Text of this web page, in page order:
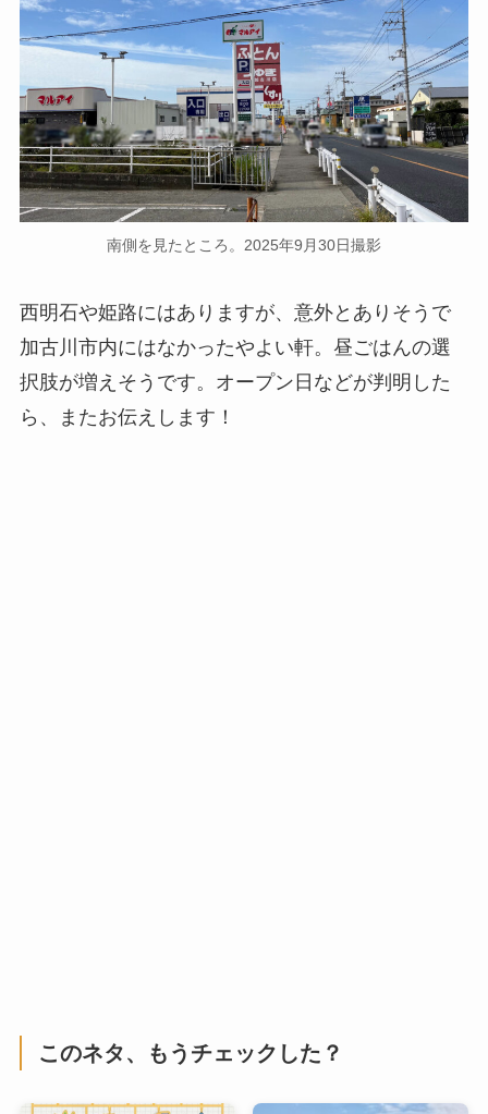
南側を見たところ。2025年9月30日撮影
西明石や姫路にはありますが、意外とありそうで
加古川市内にはなかったやよい軒。昼ごはんの選
択肢が増えそうです。オープン日などが判明した
ら、またお伝えします！
このネタ、もうチェックした？